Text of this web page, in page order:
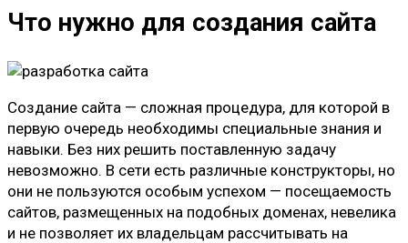
Что нужно для создания сайта
Создание сайта — сложная процедура, для которой в
первую очередь необходимы специальные знания и
навыки. Без них решить поставленную задачу
невозможно. В сети есть различные конструкторы, но
они не пользуются особым успехом — посещаемость
сайтов, размещенных на подобных доменах, невелика
и не позволяет их владельцам рассчитывать на